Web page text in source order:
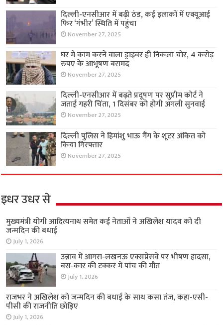
दिल्ली-एनसीआर में बढ़ी ठंड, कई इलाकों में एक्यूआई
फिर ‘गंभीर’ स्थिति में पहुंचा
November 27, 2025
घर में काम करने वाला ड्राइवर ही निकला चोर, 4 करोड़
रुपए के आभूषण बरामद
November 27, 2025
दिल्ली-एनसीआर में बढ़ते प्रदूषण पर सुप्रीम कोर्ट ने
जताई गहरी चिंता, 1 दिसंबर को होगी अगली सुनवाई
November 27, 2025
दिल्ली पुलिस ने हिमांशु भाऊ गैंग के शूटर अंकित को
किया गिरफ्तार
November 27, 2025
इधर उधर से
मुख्यमंत्री योगी आदित्यनाथ समेत कई नेताओं ने अखिलेश यादव को दी
जन्मदिन की बधाई
July 1, 2026
उन्नाव में आगरा-लखनऊ एक्सप्रेसवे पर भीषण हादसा,
बस-कार की टक्कर में पांच की मौत
July 1, 2026
राजभर ने अखिलेश को जन्मदिन की बधाई के साथ कसा तंज, कहा-एसी-
पीसी की राजनीति छोड़िए
July 1, 2026